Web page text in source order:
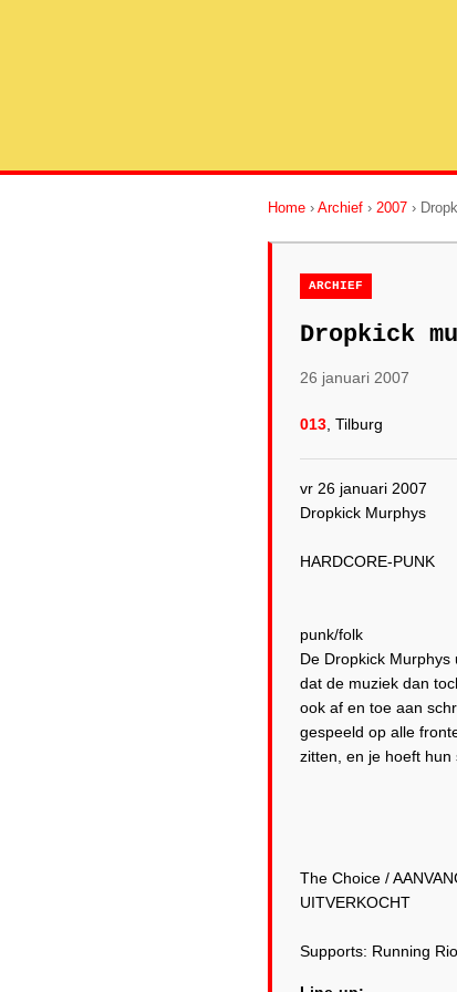
Home › Archief › 2007 ›
ARCHIEF
Dropkick
26 januari 2007
013 , Tilburg
vr 26 januari 2007
Dropkick Murphys
HARDCORE-PUNK
punk/folk
De Dropkick
dat de muziek dan
ook af en toe aan
gespeeld op alle
zitten, en je hoeft hun
The Choice /
UITVERKOCHT
Supports: Running